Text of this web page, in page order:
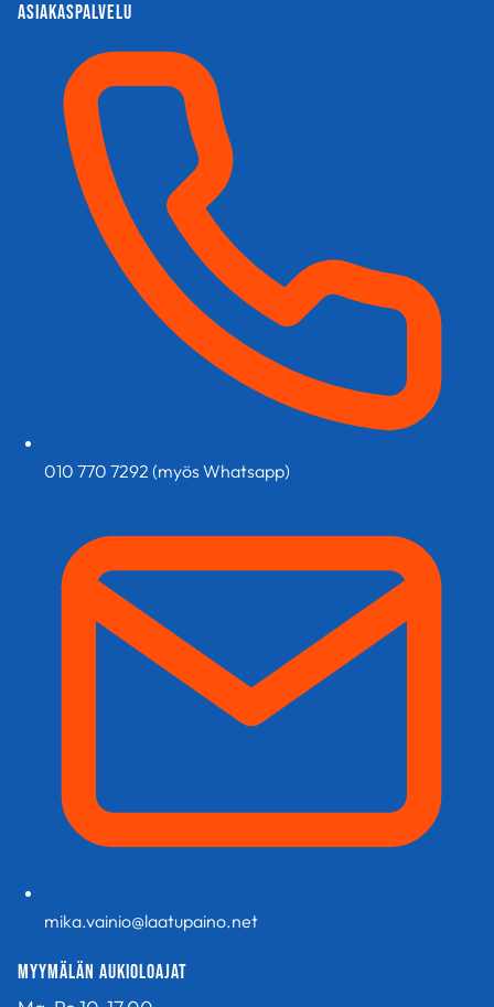
Asiakaspalvelu
010 770 7292 (myös Whatsapp)
mika.vainio@laatupaino.net
Myymälän aukioloajat